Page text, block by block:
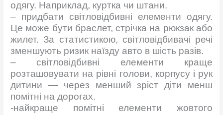
одягу. Наприклад, куртка чи штани.
– придбати світловідбивні елементи одягу.
Це може бути браслет, стрічка на рюкзак або
жилет. За статистикою, світловідбивачі речі
зменшують ризик наїзду авто в шість разів.
– світловідбивні елементи краще
розташовувати на рівні голови, корпусу і рук
дитини — через менший зріст діти менш
помітні на дорогах.
-найкраще помітні елементи жовтого